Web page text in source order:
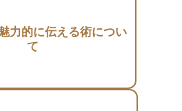
力的に伝える術につい
て